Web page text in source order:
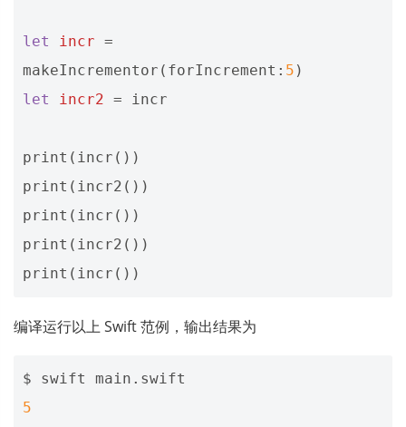
let incr =
makeIncrementor ( forIncrement : 5 )
let
incr2 = incr
print ( incr ())
print ( incr2 ())
print ( incr ())
print ( incr2 ())
print ( incr ())
编译运行以上 Swift 范例，输出结果为
5